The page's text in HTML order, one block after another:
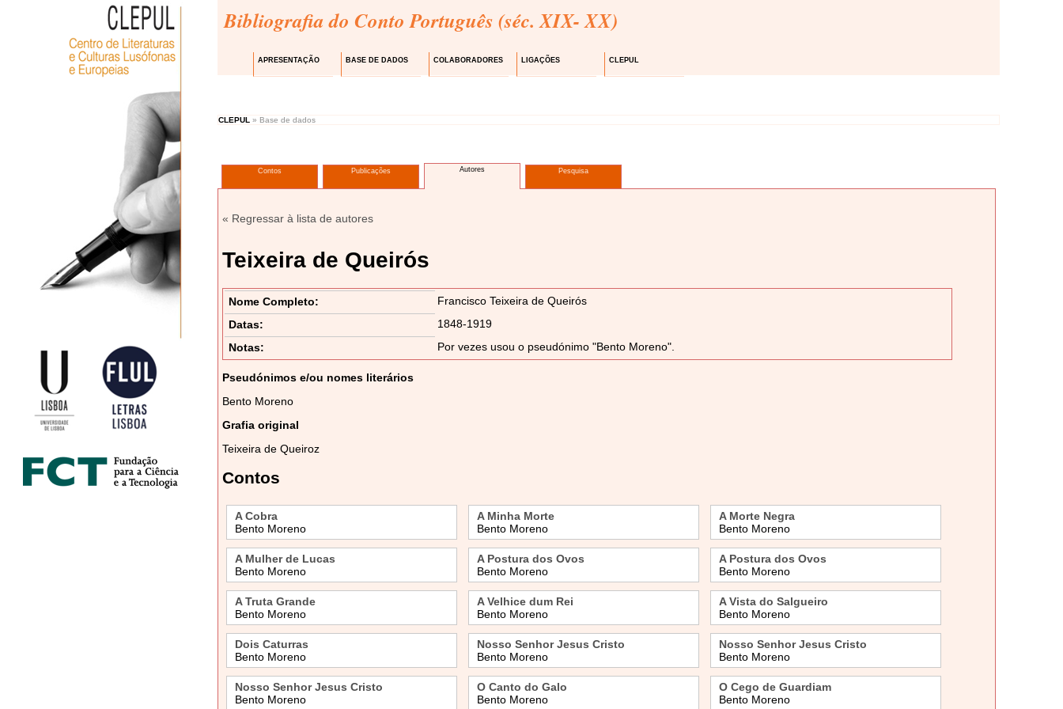
Bibliografia do Conto Português (séc. XIX- XX)
APRESENTAÇÃO BASE DE DADOS COLABORADORES LIGAÇÕES CLEPUL
CLEPUL » Base de dados
Contos Publicações Autores Pesquisa
« Regressar à lista de autores
Teixeira de Queirós
Nome Completo:
Francisco Teixeira de Queirós
Datas:
1848-1919
Notas:
Por vezes usou o pseudónimo "Bento Moreno".
Pseudónimos e/ou nomes literários
Bento Moreno
Grafia original
Teixeira de Queiroz
Contos
A Cobra
Bento Moreno
A Minha Morte
Bento Moreno
A Morte Negra
Bento Moreno
A Mulher de Lucas
Bento Moreno
A Postura dos Ovos
Bento Moreno
A Postura dos Ovos
Bento Moreno
A Truta Grande
Bento Moreno
A Velhice dum Rei
Bento Moreno
A Vista do Salgueiro
Bento Moreno
Dois Caturras
Bento Moreno
Nosso Senhor Jesus Cristo
Bento Moreno
Nosso Senhor Jesus Cristo
Bento Moreno
Nosso Senhor Jesus Cristo
Bento Moreno
O Canto do Galo
Bento Moreno
O Cego de Guardiam
Bento Moreno